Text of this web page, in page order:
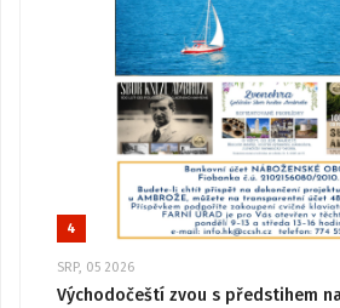
4
SRP, 05 2026
Východočeští zvou s předstihem